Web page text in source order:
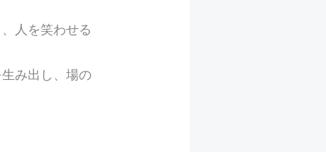
人を笑わせる
み出し、場の